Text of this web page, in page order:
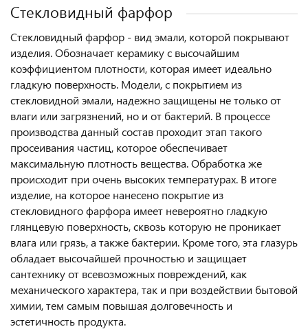
Стекловидный фарфор
Стекловидный фарфор - вид эмали, которой покрывают
изделия. Обозначает керамику с высочайшим
коэффициентом плотности, которая имеет идеально
гладкую поверхность. Модели, с покрытием из
стекловидной эмали, надежно защищены не только от
влаги или загрязнений, но и от бактерий. В процессе
производства данный состав проходит этап такого
просеивания частиц, которое обеспечивает
максимальную плотность вещества. Обработка же
происходит при очень высоких температурах. В итоге
изделие, на которое нанесено покрытие из
стекловидного фарфора имеет невероятно гладкую
глянцевую поверхность, сквозь которую не проникает
влага или грязь, а также бактерии. Кроме того, эта глазурь
обладает высочайшей прочностью и защищает
сантехнику от всевозможных повреждений, как
механического характера, так и при воздействии бытовой
химии, тем самым повышая долговечность и
эстетичность продукта.